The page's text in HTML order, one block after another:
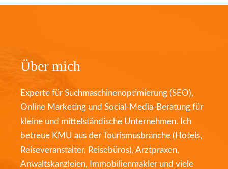
Über mich
Experte für Suchmaschinenoptimierung (SEO),
Online Marketing und Social-Media-Beratung für
kleine und mittelständische Unternehmen. Ich
betreue KMU aus der Tourismusbranche (Hotels,
Reiseveranstalter, Reisebüros), Arztpraxen,
Anwaltskanzleien, Immobilienmakler und viele